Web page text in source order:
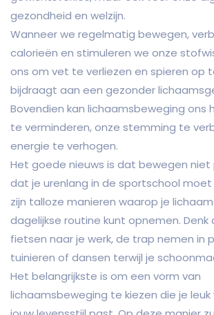
gezondheid en welzijn.
Wanneer we regelmatig bewegen,
calorieën en stimuleren we onze
ons om vet te verliezen en spieren op
bijdraagt aan een gezonder
Bovendien kan lichaamsbeweging ons
te verminderen, onze stemming te
energie te verhogen.
Het goede nieuws is dat bewegen
dat je urenlang in de sportschool moet
zijn talloze manieren waarop je
dagelijkse routine kunt opnemen.
fietsen naar je werk, de trap nemen in
tuinieren of dansen terwijl je
Het belangrijkste is om een vorm van
lichaamsbeweging te kiezen die je leuk